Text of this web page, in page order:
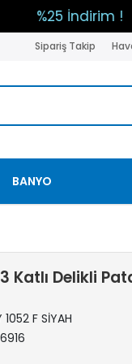
%25
Sipariş Takip
BANYO
Katlı Delikli
1052 F SİYAH